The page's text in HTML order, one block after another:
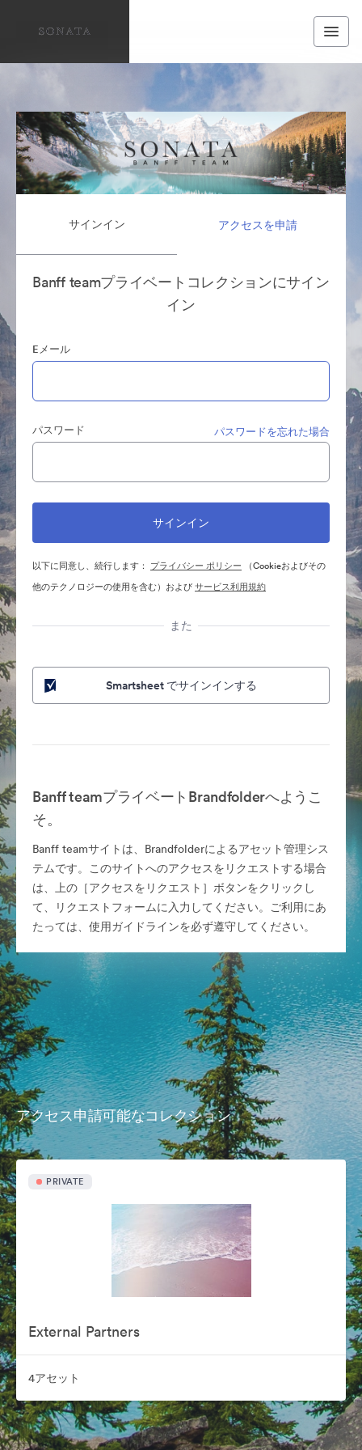
サインイン アクセスを申請
Banff teamプライベートコレクションにサイン
イン
Eメール
パスワード パスワードを忘れた場合
以下に同意し、続行します： プライバシー ポリシー （Cookieおよびその
他のテクノロジーの使用を含む）およびサービス利用規約
また
Smartsheet でサインインする
Banff teamプライベートBrandfolderへようこ
そ。
Banff teamサイトは、Brandfolderによるアセット管理シス
テムです。このサイトへのアクセスをリクエストする場合
は、上の［アクセスをリクエスト］ボタンをクリックし
て、リクエストフォームに入力してください。ご利用にあ
たっては、使用ガイドラインを必ず遵守してください。
アクセス申請可能なコレクション
PRIVATE
External Partners
4アセット